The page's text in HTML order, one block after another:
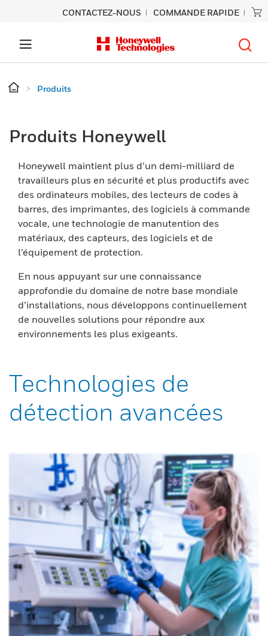
CONTACTEZ-NOUS COMMANDE RAPIDE
Produits
Produits Honeywell
Honeywell maintient plus d’un demi-milliard de
travailleurs plus en sécurité et plus productifs avec
des ordinateurs mobiles, des lecteurs de codes à
barres, des imprimantes, des logiciels à commande
vocale, une technologie de manutention des
matériaux, des capteurs, des logiciels et de
l’équipement de protection.
En nous appuyant sur une connaissance
approfondie du domaine de notre base mondiale
d’installations, nous développons continuellement
de nouvelles solutions pour répondre aux
environnements les plus exigeants.
Technologies de
détection avancées